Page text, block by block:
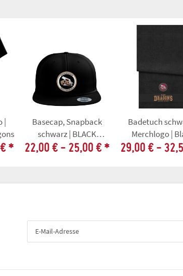
|
*
Basecap, Snapback
schwarz | BLACK
DRAGONS
22,00 € - 25,00 € *
Badetuch
Merchlogo |
Dragons
29,00 € -